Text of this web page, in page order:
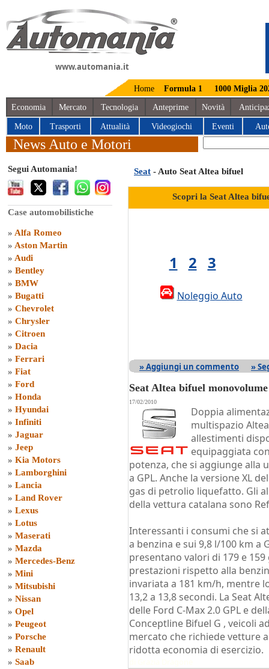
www.automania.it
Home Formula 1 1000 Miglia
Economia Mercato Tecnologia Anteprime Novità
Moto Trasporti Attualità Videogiochi Eventi
News Auto e Motori
Segui Automania!
Case automobilistiche
» Alfa Romeo
» Aston Martin
» Audi
» Bentley
» BMW
» Bugatti
» Chevrolet
» Chrysler
» Citroen
» Dacia
» Ferrari
» Fiat
» Ford
» Honda
» Hyundai
» Infiniti
» Jaguar
» Jeep
» Kia Motors
» Lamborghini
» Lancia
» Land Rover
» Lexus
» Lotus
» Maserati
» Mazda
» Mercedes-Benz
» Mini
» Mitsubishi
» Nissan
» Opel
» Peugeot
» Porsche
» Renault
» Saab
Seat - Auto Seat Altea bifuel
Scopri la Seat Altea
1 2 3
Noleggio Auto
» Aggiungi un commento »
Seat Altea bifuel monovolume
17/02/2010
Doppia
multispazio
allestimenti
equipaggiata
potenza, che si aggiunge alla
a GPL. Anche la versione XL
gas di petrolio liquefatto. Gli
della vettura catalana sono
Interessanti i consumi che si
a benzina e sui 9,8 l/100 km a
presentano valori di 179 e
prestazioni rispetto alla
invariata a 181 km/h, mentre
13,2 a 13,8 secondi. La Seat
delle Ford C-Max 2.0 GPL e
Conceptline Bifuel G , veicoli
mercato che richiede vetture
ridotta economia di esercizio.